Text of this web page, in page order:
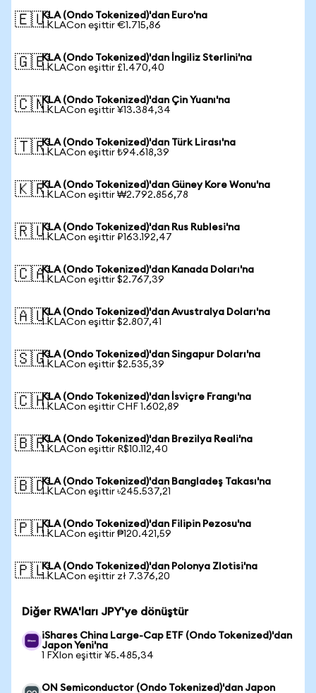
🇪🇺KLA (Ondo Tokenized)'dan Euro'na
1 KLACon eşittir €1.715,86
🇬🇧KLA (Ondo Tokenized)'dan İngiliz Sterlini'na
1 KLACon eşittir £1.470,40
🇨🇳KLA (Ondo Tokenized)'dan Çin Yuanı'na
1 KLACon eşittir ¥13.384,34
🇹🇷KLA (Ondo Tokenized)'dan Türk Lirası'na
1 KLACon eşittir ₺94.618,39
🇰🇷KLA (Ondo Tokenized)'dan Güney Kore Wonu'na
1 KLACon eşittir ₩2.792.856,78
🇷🇺KLA (Ondo Tokenized)'dan Rus Rublesi'na
1 KLACon eşittir ₽163.192,47
🇨🇦KLA (Ondo Tokenized)'dan Kanada Doları'na
1 KLACon eşittir $2.767,39
🇦🇺KLA (Ondo Tokenized)'dan Avustralya Doları'na
1 KLACon eşittir $2.807,41
🇸🇬KLA (Ondo Tokenized)'dan Singapur Doları'na
1 KLACon eşittir $2.535,39
🇨🇭KLA (Ondo Tokenized)'dan İsviçre Frangı'na
1 KLACon eşittir CHF 1.602,89
🇧🇷KLA (Ondo Tokenized)'dan Brezilya Reali'na
1 KLACon eşittir R$10.112,40
🇧🇩KLA (Ondo Tokenized)'dan Bangladeş Takası'na
1 KLACon eşittir ৳245.537,21
🇵🇭KLA (Ondo Tokenized)'dan Filipin Pezosu'na
1 KLACon eşittir ₱120.421,59
🇵🇱KLA (Ondo Tokenized)'dan Polonya Zlotisi'na
1 KLACon eşittir zł 7.376,20
Diğer RWA'ları JPY'ye dönüştür
iShares China Large-Cap ETF (Ondo Tokenized)'dan
Japon Yeni'na
1 FXIon eşittir ¥5.485,34
ON Semiconductor (Ondo Tokenized)'dan Japon